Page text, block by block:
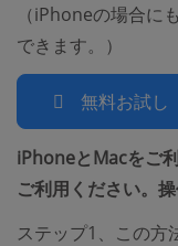
（iPhoneの場合に
できます。）
無料お試し
iPhoneとMacをご
ご利用ください。
ステップ1、この方